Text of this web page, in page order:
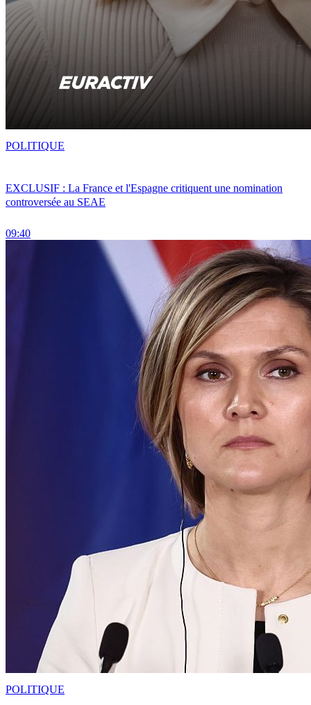
EXCLUSIF : La France et l'Espagne critiquent une nomination
controversée au SEAE
09:40
POLITIQUE
POLITIQUE